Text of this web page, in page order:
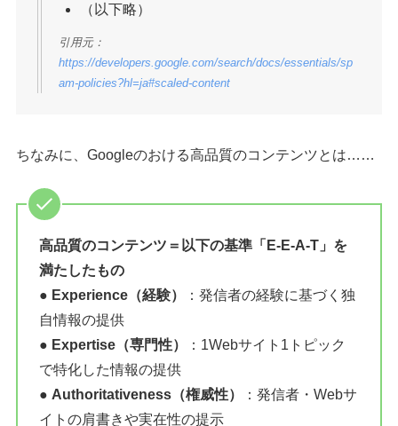
（以下略）
引用元：
https://developers.google.com/search/docs/essentials/sp
am-policies?hl=ja#scaled-content
ちなみに、Googleのおける高品質のコンテンツとは……
高品質のコンテンツ＝以下の基準「E-E-A-T」を
満たしたもの
● Experience（経験）
：発信者の経験に基づく独
自情報の提供
● Expertise（専門性）
：1Webサイト1トピック
で特化した情報の提供
● Authoritativeness（権威性）
：発信者・Webサ
イトの肩書きや実在性の提示